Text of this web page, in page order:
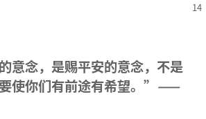
的意念， 是赐平安的意念， 不是
使你们有前途有希望。” ——